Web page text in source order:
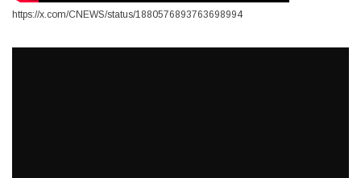
https://x.com/CNEWS/status/1880576893763698994